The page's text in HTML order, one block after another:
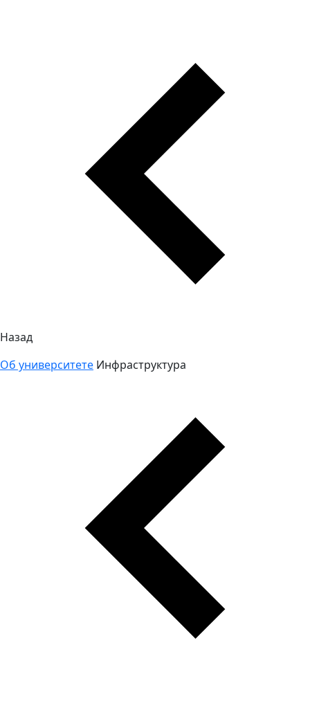
Назад
Об университете Инфраструктура